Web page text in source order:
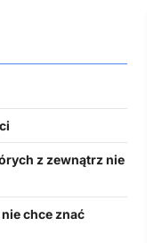
z zewnątrz nie
chce znać